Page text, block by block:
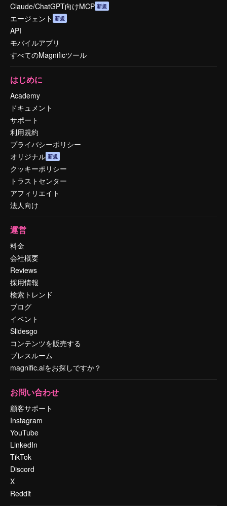
Claude/ChatGPT向けMCP 新規
エージェント 新規
API
モバイルアプリ
すべてのMagnificツール
はじめに
Academy
ドキュメント
サポート
利用規約
プライバシーポリシー
オリジナル 新規
クッキーポリシー
トラストセンター
アフィリエイト
法人向け
運営
料金
会社概要
Reviews
採用情報
検索トレンド
ブログ
イベント
Slidesgo
コンテンツを販売する
プレスルーム
magnific.aiをお探しですか？
お問い合わせ
顧客サポート
Instagram
YouTube
LinkedIn
TikTok
Discord
X
Reddit